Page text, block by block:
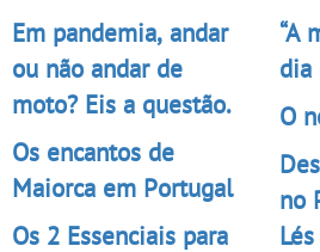
Em pandemia, andar
ou não andar de
moto? Eis a questão.
Os encantos de
Maiorca em Portugal
Os 2 Essenciais para
“A
dia
O
no